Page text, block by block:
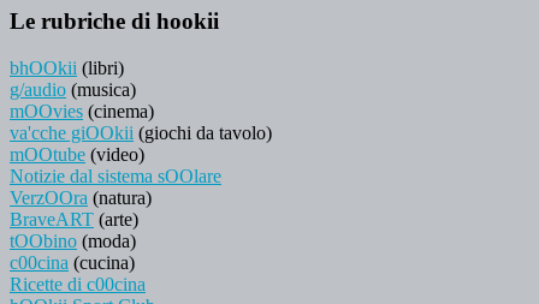
Le rubriche di hookii
bhOOkii (libri)
g/audio (musica)
mOOvies (cinema)
va'cche giOOkii (giochi da tavolo)
mOOtube (video)
Notizie dal sistema sOOlare
VerzOOra (natura)
BraveART (arte)
tOObino (moda)
c00cina (cucina)
Ricette di c00cina